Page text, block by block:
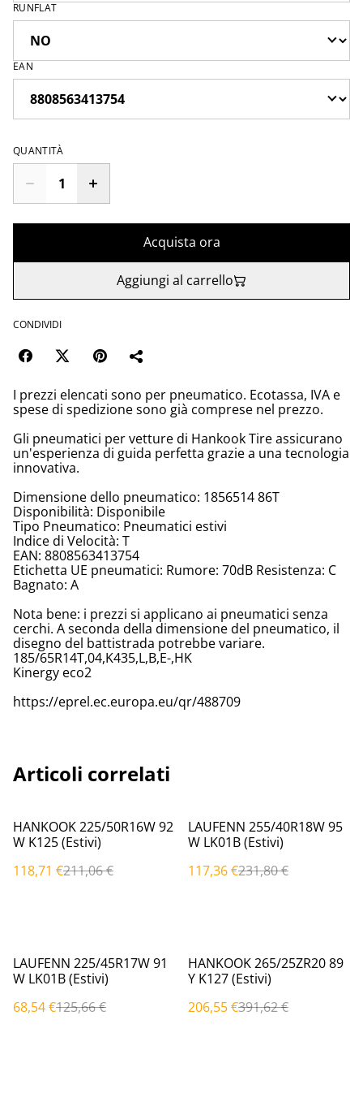
RUNFLAT
EAN
QUANTITÀ
Acquista ora
Aggiungi al carrello
CONDIVIDI
I prezzi elencati sono per pneumatico. Ecotassa, IVA e
spese di spedizione sono già comprese nel prezzo.
Gli pneumatici per vetture di Hankook Tire assicurano
un'esperienza di guida perfetta grazie a una tecnologia
innovativa.
Dimensione dello pneumatico: 1856514 86T
Disponibilità: Disponibile
Tipo Pneumatico: Pneumatici estivi
Indice di Velocità: T
EAN: 8808563413754
Etichetta UE pneumatici: Rumore: 70dB Resistenza: C
Bagnato: A
Nota bene: i prezzi si applicano ai pneumatici senza
cerchi. A seconda della dimensione del pneumatico, il
disegno del battistrada potrebbe variare.
185/65R14T,04,K435,L,B,E-,HK
Kinergy eco2
https://eprel.ec.europa.eu/qr/488709
Articoli correlati
%
HANKOOK 225/50R16W 92
W K125 (Estivi)
118,71 €211,06 €
%
LAUFENN 255/40R18W 95
W LK01B (Estivi)
117,36 €231,80 €
%
LAUFENN 225/45R17W 91
W LK01B (Estivi)
68,54 €125,66 €
%
HANKOOK 265/25ZR20 89
Y K127 (Estivi)
206,55 €391,62 €